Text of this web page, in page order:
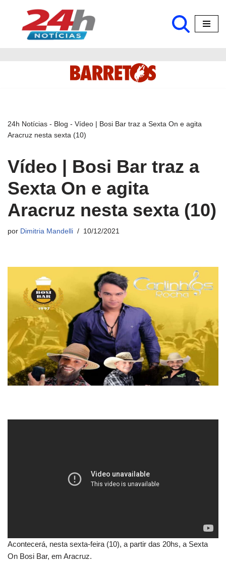
Pular
24h Notícias - Blog - Vídeo | Bosi Bar traz a Sexta On e agita
Aracruz nesta sexta (10)
Vídeo | Bosi Bar traz a
Sexta On e agita
Aracruz nesta sexta (10)
por Dimitria Mandelli 10/12/2021
Acontecerá, nesta sexta-feira (10), a partir das 20hs, a Sexta
On Bosi Bar, em Aracruz.